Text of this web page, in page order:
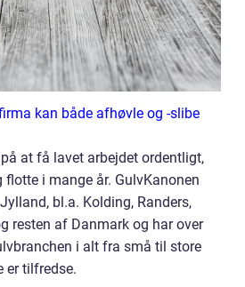
kan både afhøvle og -slibe
at få lavet arbejdet ordentligt,
flotte i mange år. GulvKanonen
bl.a. Kolding, Randers,
resten af Danmark og har over
i alt fra små til store
er tilfredse.